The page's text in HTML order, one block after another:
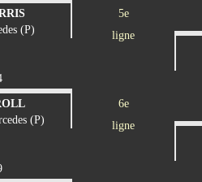
(P)
5e
ligne
(P)
6e
ligne